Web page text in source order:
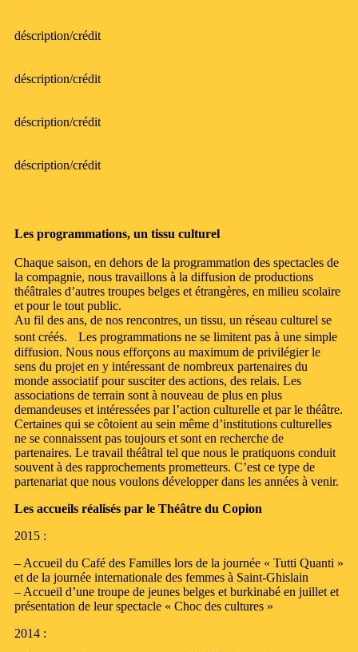
déscription/crédit
déscription/crédit
déscription/crédit
déscription/crédit
.
Les programmations, un tissu culturel
Chaque saison, en dehors de la programmation des spectacles de
la compagnie, nous travaillons à la diffusion de productions
théâtrales d’autres troupes belges et étrangères, en milieu scolaire
et pour le tout public.
Au fil des ans, de nos rencontres, un tissu, un réseau culturel se
sont créés. Les programmations ne se limitent pas à une simple
diffusion. Nous nous efforçons au maximum de privilégier le
sens du projet en y intéressant de nombreux partenaires du
monde associatif pour susciter des actions, des relais. Les
associations de terrain sont à nouveau de plus en plus
demandeuses et intéressées par l’action culturelle et par le théâtre.
Certaines qui se côtoient au sein même d’institutions culturelles
ne se connaissent pas toujours et sont en recherche de
partenaires. Le travail théâtral tel que nous le pratiquons conduit
souvent à des rapprochements prometteurs. C’est ce type de
partenariat que nous voulons développer dans les années à venir.
Les accueils réalisés par le Théâtre du Copion
2015 :
– Accueil du Café des Familles lors de la journée « Tutti Quanti »
et de la journée internationale des femmes à Saint-Ghislain
– Accueil d’une troupe de jeunes belges et burkinabé en juillet et
présentation de leur spectacle « Choc des cultures »
2014 :